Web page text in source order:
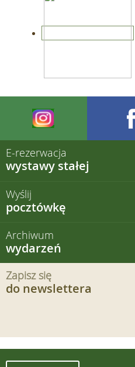
E-rezerwacja
wystawy stałej
Wyślij
pocztówkę
Archiwum
wydarzeń
Zapisz się
do newslettera